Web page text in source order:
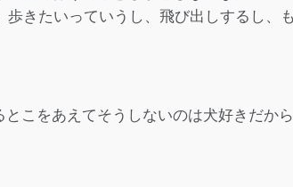
きたいっていうし、飛び出しするし、
こをあえてそうしないのは犬好きだか